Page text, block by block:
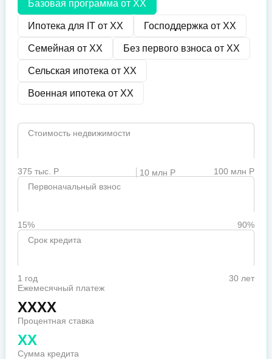
Базовая программа от XX
Ипотека для IT от XX Господдержка от XX
Семейная от XX Без первого взноса от XX
Сельская ипотека от XX
Военная ипотека от XX
Стоимость недвижимости
375 тыс. Р 10 млн Р
100 млн Р
Первоначальный взнос
15%
90%
Срок кредита
1 год
30 лет
Ежемесячный платеж
XXXX
Процентная ставка
XX
Сумма кредита